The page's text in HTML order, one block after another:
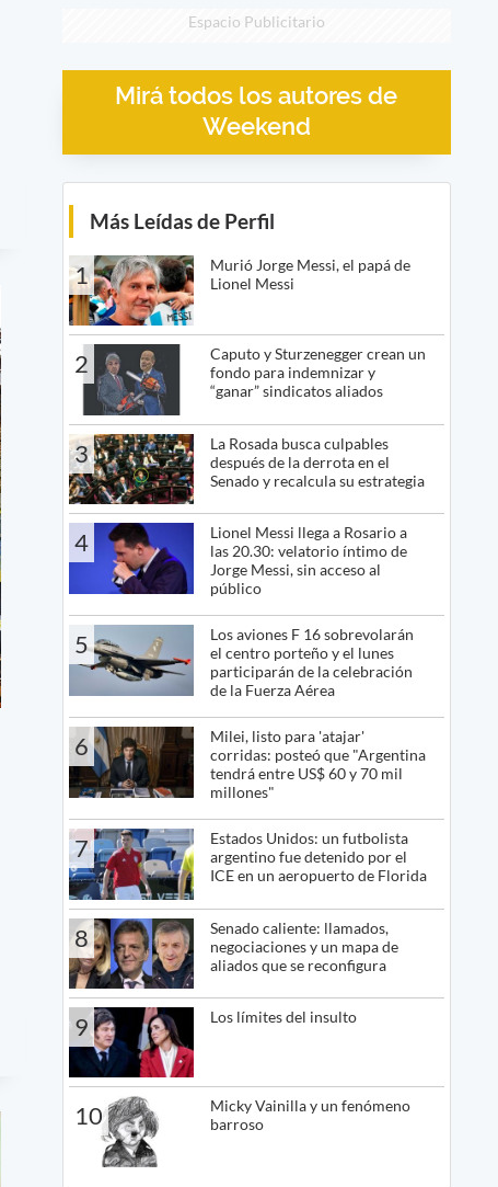
Espacio Publicitario
Mirá todos los autores de
Weekend
Más Leídas de Perfil
1
Murió Jorge Messi, el papá de
Lionel Messi
2
Caputo y Sturzenegger crean un
fondo para indemnizar y
“ganar” sindicatos aliados
3
La Rosada busca culpables
después de la derrota en el
Senado y recalcula su estrategia
4
Lionel Messi llega a Rosario a
las 20.30: velatorio íntimo de
Jorge Messi, sin acceso al
público
5
Los aviones F 16 sobrevolarán
el centro porteño y el lunes
participarán de la celebración
de la Fuerza Aérea
6
Milei, listo para 'atajar'
corridas: posteó que "Argentina
tendrá entre US$ 60 y 70 mil
millones"
7
Estados Unidos: un futbolista
argentino fue detenido por el
ICE en un aeropuerto de Florida
8
Senado caliente: llamados,
negociaciones y un mapa de
aliados que se reconfigura
9 Los límites del insulto
10
Micky Vainilla y un fenómeno
barroso